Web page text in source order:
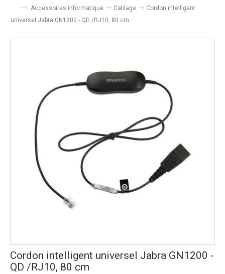
Accessoires informatique Cablage
Cordon intelligent
universel Jabra GN1200 - QD /RJ10, 80 cm
Cordon intelligent universel Jabra GN1200 -
QD /RJ10, 80 cm